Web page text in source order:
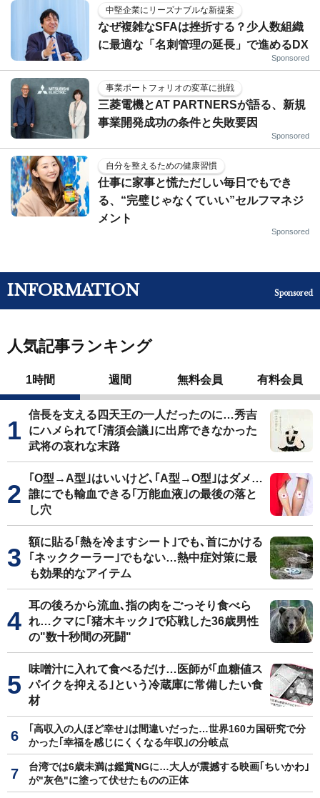
中堅企業にリーズナブルな新提案
なぜ複雑なSFAは挫折する？少人数組織
に最適な「名刺管理の延長」で進めるDX
Sponsored
事業ポートフォリオの変革に挑戦
三菱電機とAT PARTNERSが語る、新規
事業開発成功の条件と失敗要因
Sponsored
自分を整えるための健康習慣
仕事に家事と慌ただしい毎日でもでき
る、“完璧じゃなくていい”セルフマネジ
メント
Sponsored
INFORMATION Sponsored
人気記事ランキング
1時間 週間 無料会員 有料会員
信長を支える四天王の一人だったのに…秀吉
にハメられて｢清須会議｣に出席できなかった
武将の哀れな末路
｢O型→A型｣はいいけど､｢A型→O型｣はダメ…
誰にでも輸血できる｢万能血液｣の最後の落と
し穴
額に貼る｢熱を冷ますシート｣でも､首にかける
｢ネッククーラー｣でもない…熱中症対策に最
も効果的なアイテム
耳の後ろから流血､指の肉をごっそり食べら
れ…クマに｢猪木キック｣で応戦した36歳男性
の"数十秒間の死闘"
味噌汁に入れて食べるだけ…医師が｢血糖値ス
パイクを抑える｣という冷蔵庫に常備したい食
材
｢高収入の人ほど幸せ｣は間違いだった…世界160カ国研究で分
かった｢幸福を感じにくくなる年収｣の分岐点
台湾では6歳未満は鑑賞NGに…大人が震撼する映画｢ちいかわ｣
が"灰色"に塗って伏せたものの正体